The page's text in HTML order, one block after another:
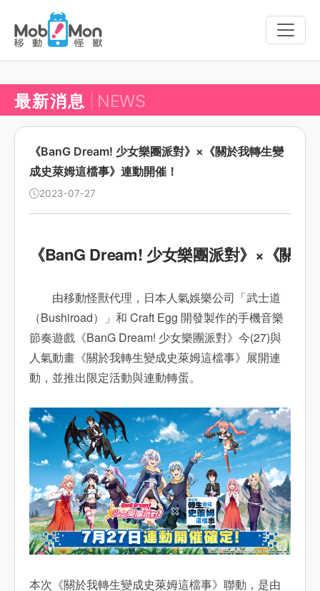
Toggle
最新消息 NEWS
《BanG Dream! 少女樂團派對》×《關於我轉生變
成史萊姆這檔事》連動開催！
2023-07-27
《BanG Dream! 少女樂團派對》×《關
由移動怪獸代理，日本人氣娛樂公司「武士道
（Bushiroad）」和 Craft Egg 開發製作的手機音樂
節奏遊戲《BanG Dream! 少女樂團派對》今(27)與
人氣動畫《關於我轉生變成史萊姆這檔事》展開連
動，並推出限定活動與連動轉蛋。
本次《關於我轉生變成史萊姆這檔事》聯動，是由